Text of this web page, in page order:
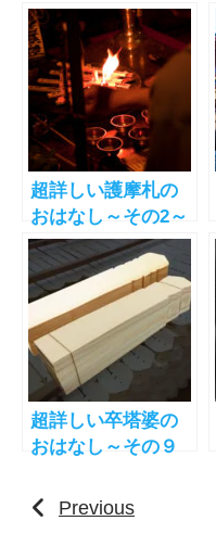
授賞しました！
超詳しい護摩札の
おはなし～その2～
護摩祈祷の作法と
次第
超詳しい卒塔婆の
おはなし～その９
Previous